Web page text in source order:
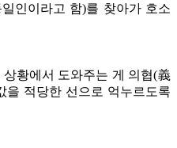
인이라고 함)를 찾아가 호소
황에서 도와주는 게 의협(義
을 적당한 선으로 억누르도록